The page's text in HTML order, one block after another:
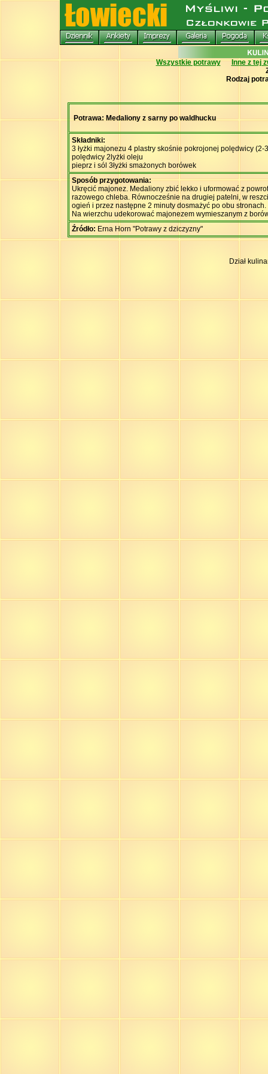
Wszystkie potrawy
Inne z tej
Rodzaj
Potrawa: Medaliony z sarny po waldhucku
Składniki:
3 łyżki majonezu 4 plastry skośnie pokrojonej polędwicy
polędwicy 2lyżki oleju
pieprz i sól 3łyżki smażonych borówek
Sposób przygotowania:
Ukręcić majonez. Medaliony zbić lekko i uformować z
razowego chleba. Równocześnie na drugiej patelni, w
ogień i przez następne 2 minuty dosmażyć po obu
Na wierzchu udekorować majonezem wymieszanym z
Źródło: Erna Horn "Potrawy z dziczyzny"
Dział